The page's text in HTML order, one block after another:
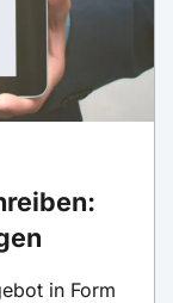
in Form